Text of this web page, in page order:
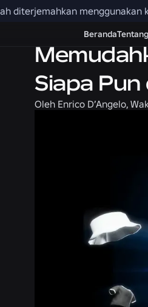
diterjemahkan
Beranda
Produk
Siapa Pun
Oleh Enrico D’Angelo,